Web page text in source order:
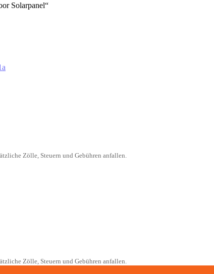
Solarpanel“
Zölle, Steuern und Gebühren anfallen.
Zölle, Steuern und Gebühren anfallen.